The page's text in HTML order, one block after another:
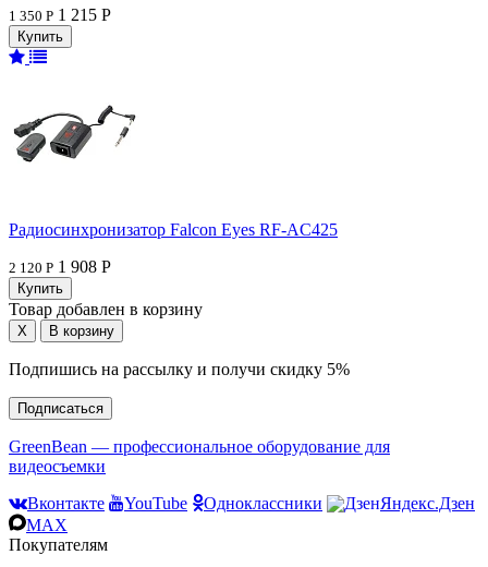
1 350 Р 1 215 Р
Радиосинхронизатор Falcon Eyes RF-AC425
2 120 Р 1 908 Р
Товар добавлен в корзину
Подпишись на рассылку и получи скидку 5%
Подписаться
GreenBean — профессиональное оборудование для
видеосъемки
Вконтакте
YouTube Одноклассники
Яндекс.Дзен
MAX
Покупателям